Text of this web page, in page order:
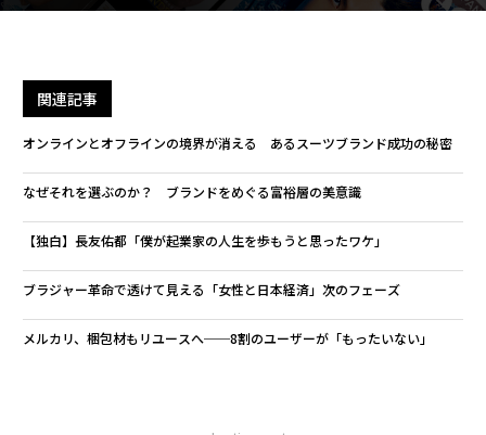
関連記事
オンラインとオフラインの境界が消える あるスーツブランド成功の秘密
なぜそれを選ぶのか？ ブランドをめぐる富裕層の美意識
【独白】長友佑都「僕が起業家の人生を歩もうと思ったワケ」
ブラジャー革命で透けて見える「女性と日本経済」次のフェーズ
メルカリ、梱包材もリユースへ──8割のユーザーが「もったいない」